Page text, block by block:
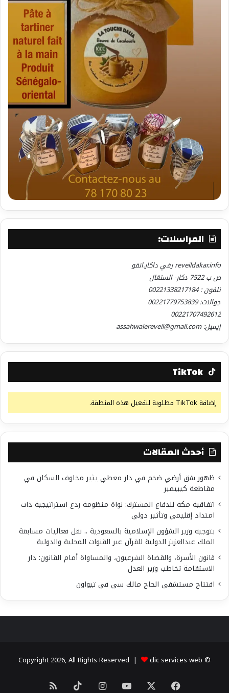
المراسلات:
reveildakar.info رفي داكار.انفو
ص ب 7522 دكار- السنغال
تلفون : 00221338217184
جوالات: 00221779753839
00221707492612
إيميل: assahwalereveil@gmail.com
TikTok
إضافة TikTok مطلوبة لتفعيل هذه المنطقة.
أحدث المقالات
ظهور شق أرضي ضخم في دار معطي يثير مخاوف السكان في
مقاطعة كيبيمير
اتفاقية مكة للدفاع المشترك: نواة منظومة ردع استراتيجية ذات
امتداد إقليمي وتأثير دولي
بتوجيه وزير الشؤون الإسلامية بالسعودية .. نقل فعاليات مسابقة
الملك عبدالعزيز الدولية للقرآن عبر القنوات المحلية والدولية
قانون الأسرة، والقضاة الشرعيون، والمساواة أمام القانون: دار
الاستقامة تخاطب وزير العدل
افتتاح مستشفى الحاج مالك سي في تيواون
© Copyright 2026, All Rights Reserved |
clic services web
فيسبوك يوتيوبانستقرام ‫TikTokملخص